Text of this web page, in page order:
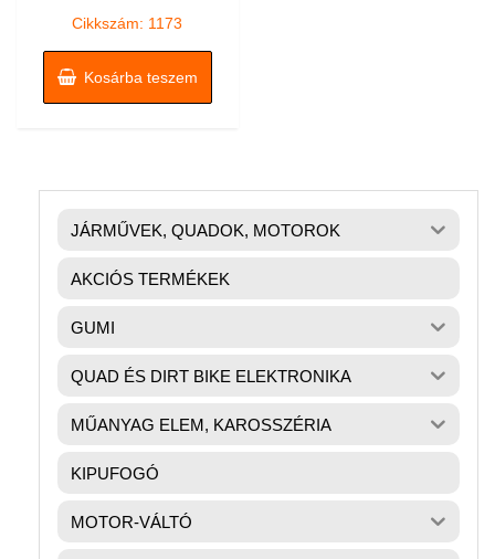
Cikkszám: 1173
Kosárba teszem
JÁRMŰVEK, QUADOK, MOTOROK
AKCIÓS TERMÉKEK
GUMI
QUAD ÉS DIRT BIKE ELEKTRONIKA
MŰANYAG ELEM, KAROSSZÉRIA
KIPUFOGÓ
MOTOR-VÁLTÓ